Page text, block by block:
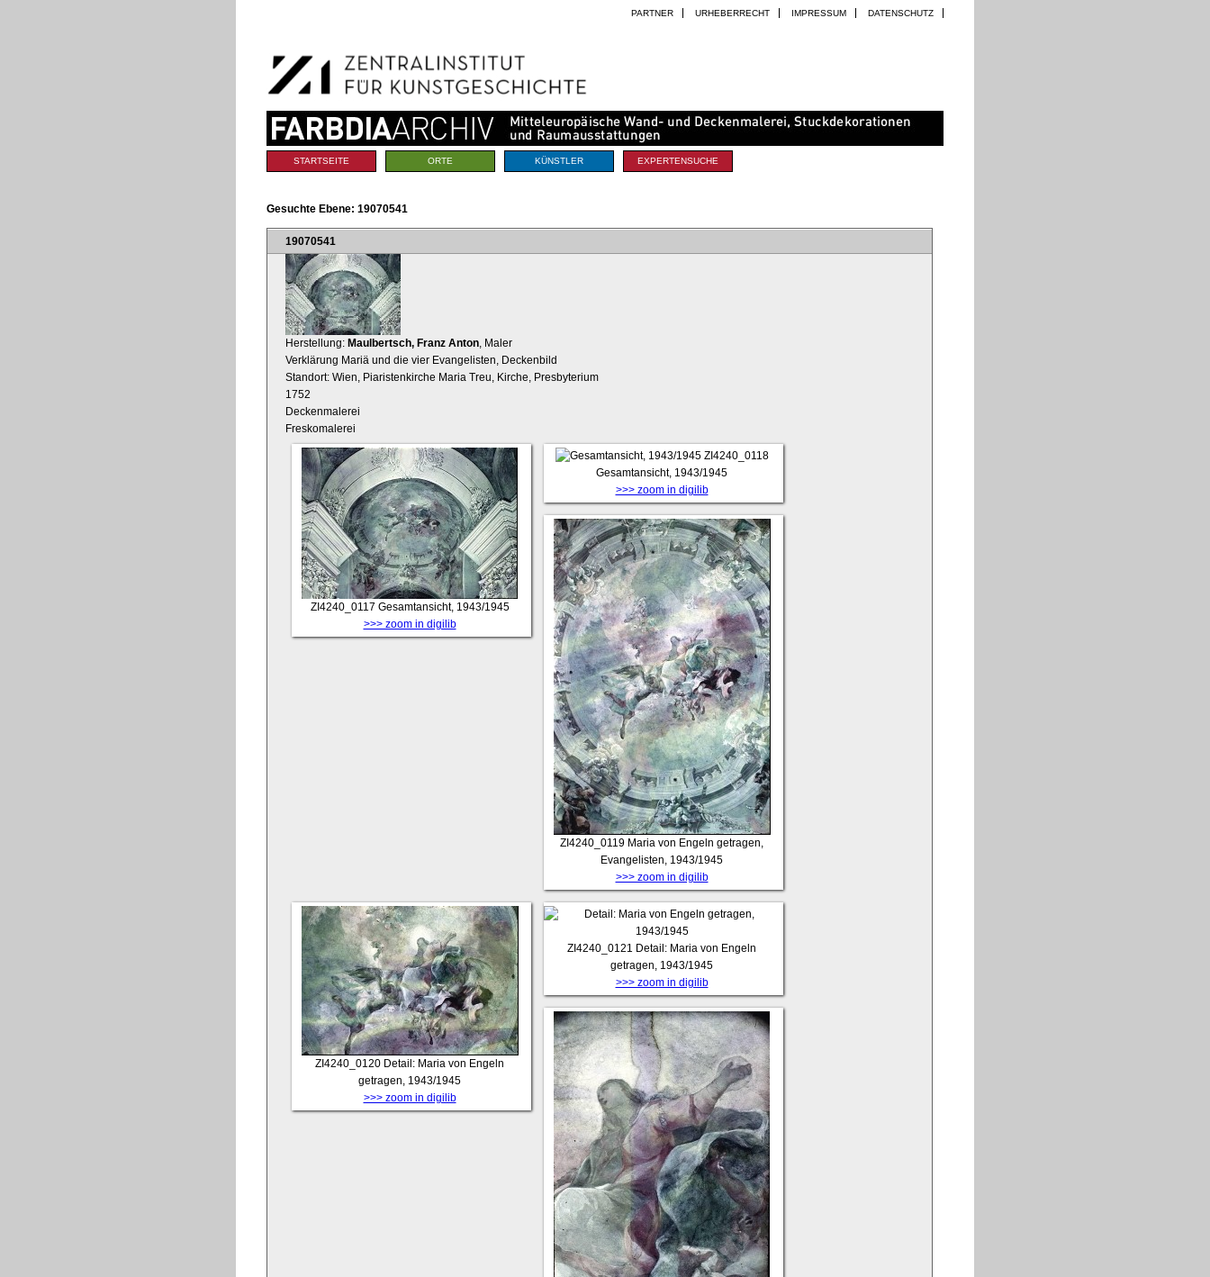
Navigation
PARTNER URHEBERRECHT IMPRESSUM DATENSCHUTZ
Sektionen
STARTSEITE ORTE KÜNSTLER EXPERTENSUCHE
Gesuchte Ebene: 19070541
19070541
Herstellung: Maulbertsch, Franz Anton , Maler
Verklärung Mariä und die vier Evangelisten, Deckenbild
Standort: Wien, Piaristenkirche Maria Treu, Kirche, Presbyterium
1752
Deckenmalerei
Freskomalerei
ZI4240_0117 Gesamtansicht, 1943/1945
>>> zoom in digilib
ZI4240_0118
Gesamtansicht, 1943/1945
>>> zoom in digilib
ZI4240_0119 Maria von Engeln getragen,
Evangelisten, 1943/1945
>>> zoom in digilib
ZI4240_0120 Detail: Maria von Engeln
getragen, 1943/1945
>>> zoom in digilib
ZI4240_0121 Detail: Maria von Engeln
getragen, 1943/1945
>>> zoom in digilib